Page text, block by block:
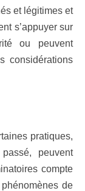
et légitimes et
s’appuyer sur
ou peuvent
considérations
pratiques,
peuvent
compte
de